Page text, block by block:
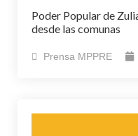
Poder Popular de
desde las comunas
Prensa MPPRE